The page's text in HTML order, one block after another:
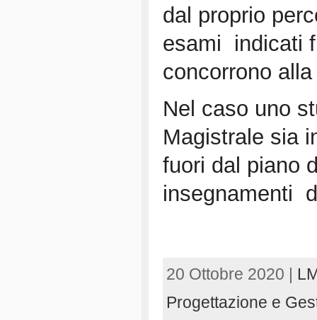
dal proprio
esami indicati
concorrono
Nel caso uno
Magistrale sia
fuori dal piano
insegnamenti
20 Ottobre 2020 |
Progettazione e